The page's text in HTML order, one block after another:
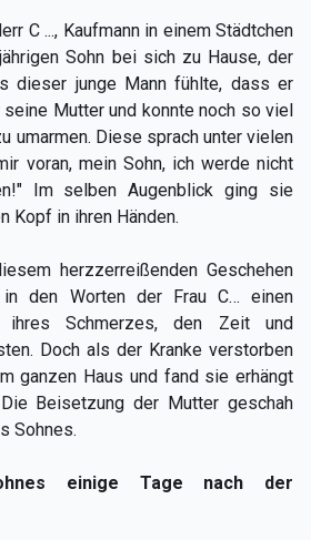
C ..., Kaufmann in einem Städtchen
Sohn bei sich zu Hause, der
dieser junge Mann fühlte, dass er
Mutter und konnte noch so viel
umarmen. Diese sprach unter vielen
voran, mein Sohn, ich werde nicht
Im selben Augenblick ging sie
Kopf in ihren Händen.
herzzerreißenden Geschehen
in den Worten der Frau C… einen
ihres Schmerzes, den Zeit und
Doch als der Kranke verstorben
ganzen Haus und fand sie erhängt
Beisetzung der Mutter geschah
Sohnes.
einige Tage nach der